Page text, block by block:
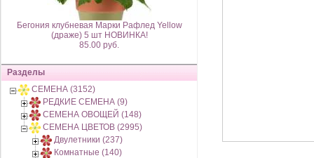
Бегония клубневая Марки Рафлед Yellow
(драже) 5 шт НОВИНКА!
85.00 руб.
Разделы
СЕМЕНА (3152)
РЕДКИЕ СЕМЕНА (9)
СЕМЕНА ОВОЩЕЙ (148)
СЕМЕНА ЦВЕТОВ (2995)
Двулетники (237)
Комнатные (140)